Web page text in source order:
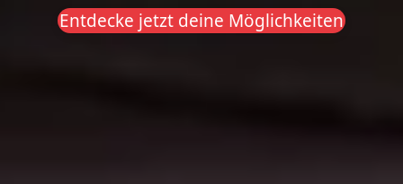
Entdecke jetzt deine Möglichkeiten